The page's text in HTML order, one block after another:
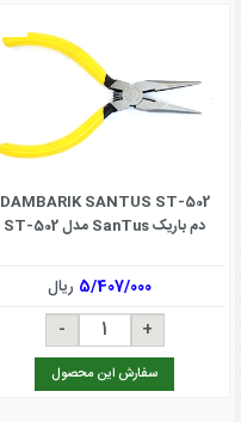
DAMBARIK SANTUS ST-502
دم باریک SanTus مدل ST-502
5/407/000 ریال
سفارش این محصول